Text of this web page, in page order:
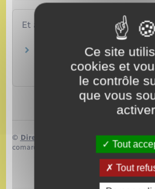
Et aussi
Obtention d'une
l'absence de filiation
Famille – Scolarité
© Direction de l’information légale et
comarquage developpé par baseo.io
Ce site
cookies et
le contrôle
que vous
activer
Tout
Tout